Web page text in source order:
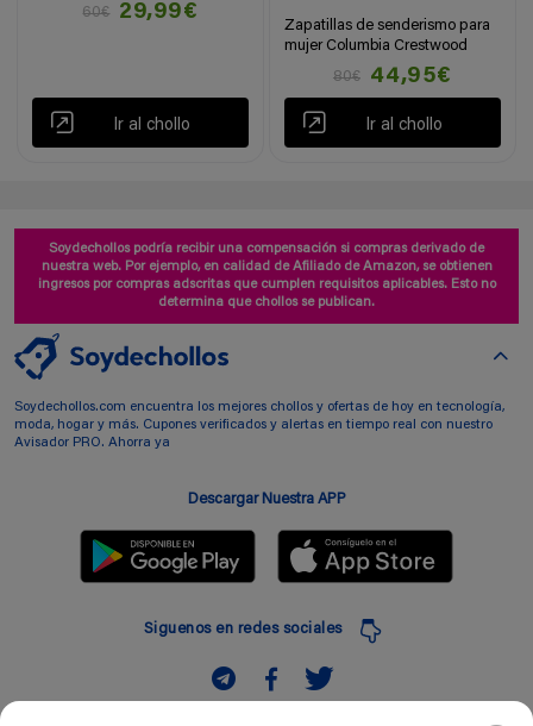
60€
29,99€
Ir al chollo
Zapatillas de senderismo para
mujer Columbia Crestwood
80€
44,95€
Ir al chollo
Soydechollos podría recibir una compensación si compras derivado de
nuestra web. Por ejemplo, en calidad de Afiliado de Amazon, se obtienen
ingresos por compras adscritas que cumplen requisitos aplicables. Esto no
determina que chollos se publican.
Soydechollos.com encuentra los mejores chollos y ofertas de hoy en tecnología,
moda, hogar y más. Cupones verificados y alertas en tiempo real con nuestro
Avisador PRO. Ahorra ya
Descargar Nuestra APP
Siguenos en redes sociales